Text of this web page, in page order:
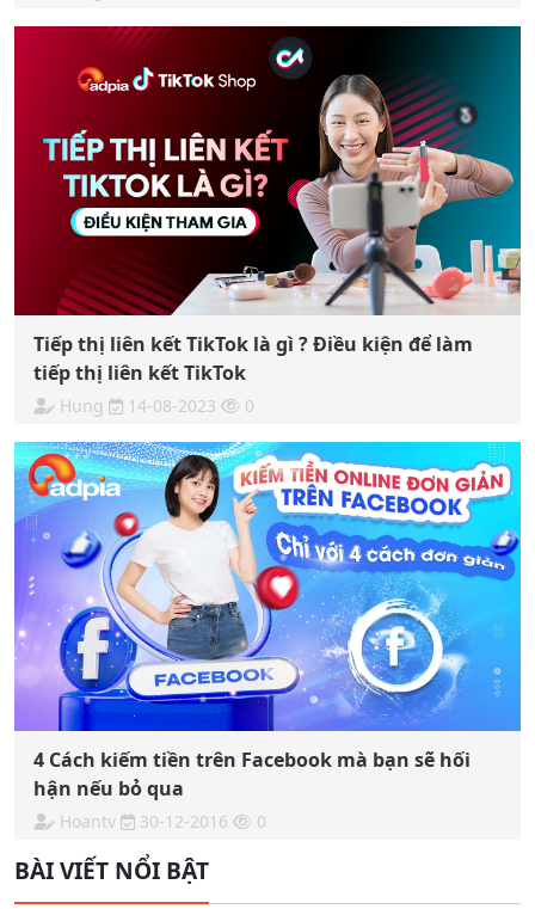
Tiếp thị liên kết TikTok là gì ? Điều kiện để làm
tiếp thị liên kết TikTok
Hung 14-08-2023 0
4 Cách kiếm tiền trên Facebook mà bạn sẽ hối
hận nếu bỏ qua
Hoantv 30-12-2016 0
BÀI VIẾT NỔI BẬT